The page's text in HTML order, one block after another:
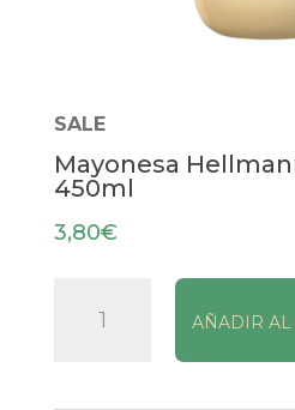
SALE
Mayonesa
450ml
3,80€
Hellmann's
AÑADIR AL